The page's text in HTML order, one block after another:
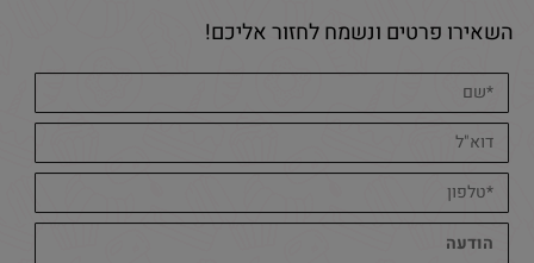
השאירו פרטים ונשמח לחזור אליכם!